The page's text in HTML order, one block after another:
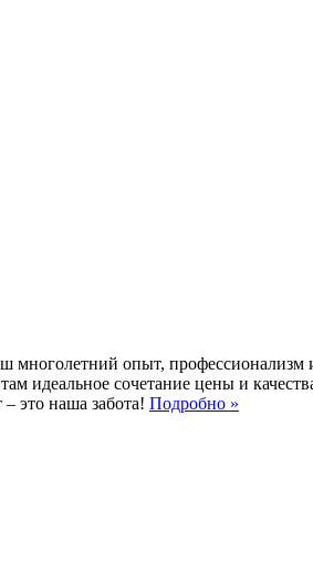
опыт, профессионализм
идеальное сочетание цены и
это наша забота! Подробно »